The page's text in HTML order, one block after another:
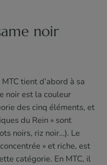
noir
tient d’abord à sa
noir est la couleur
des cinq éléments, et
du Rein » sont
noirs, riz noir…). Le
» et riche, est
catégorie. En MTC, il